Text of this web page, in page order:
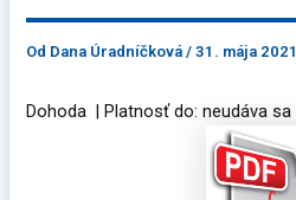
Od Dana Úradníčková/31. mája 2021
Dohoda | Platnosť do: neudáva sa